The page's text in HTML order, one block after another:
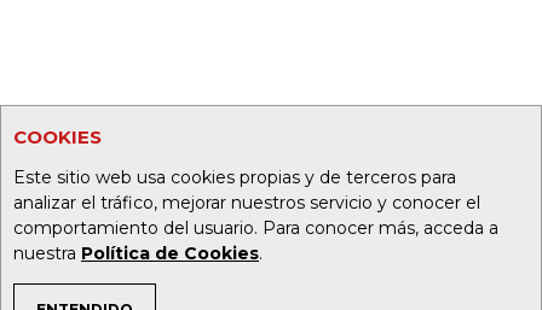
COOKIES
Este sitio web usa cookies propias y de terceros para
analizar el tráfico, mejorar nuestros servicio y conocer el
comportamiento del usuario. Para conocer más, acceda a
nuestra Política de Cookies.